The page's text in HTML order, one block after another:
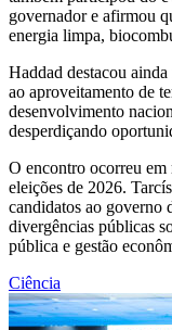
governador e afirmou
energia limpa,
Haddad destacou
ao aproveitamento de
desenvolvimento
desperdiçando
O encontro ocorreu em
eleições de 2026.
candidatos ao governo
divergências públicas
pública e gestão
Ciência